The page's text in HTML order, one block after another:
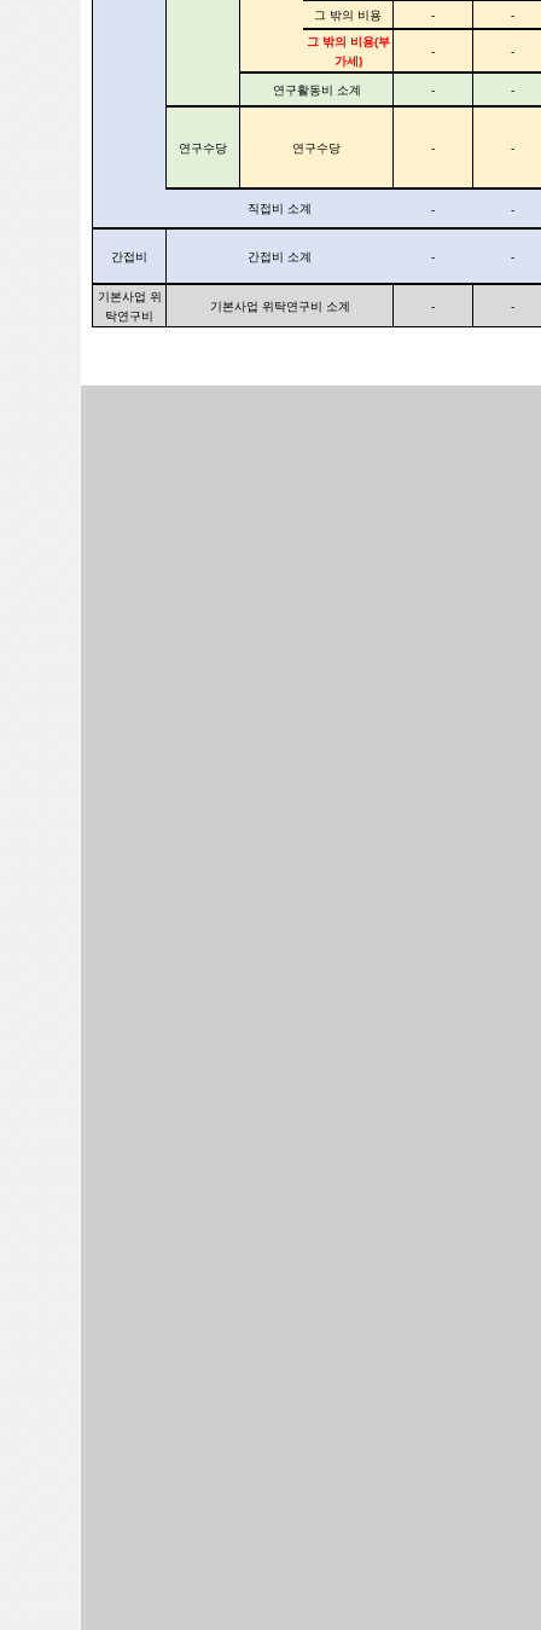
그 밖의 비용 -
-
그 밖의 비용(부
가세)
- -
연구활동비 소계 - -
연구수당 연구수당 - -
직접비 소계 - -
간접비 간접비 소계 - -
기본사업 위
탁연구비
기본사업 위탁연구비 소계 - -